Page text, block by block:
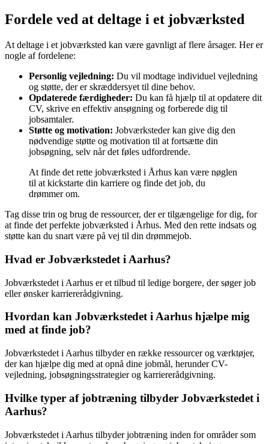
Fordele ved at deltage i et jobværksted
At deltage i et jobværksted kan være gavnligt af flere årsager. Her er
nogle af fordelene:
Personlig vejledning: Du vil modtage individuel vejledning
og støtte, der er skræddersyet til dine behov.
Opdaterede færdigheder: Du kan få hjælp til at opdatere dit
CV, skrive en effektiv ansøgning og forberede dig til
jobsamtaler.
Støtte og motivation: Jobværksteder kan give dig den
nødvendige støtte og motivation til at fortsætte din
jobsøgning, selv når det føles udfordrende.
At finde det rette jobværksted i Århus kan være nøglen
til at kickstarte din karriere og finde det job, du
drømmer om.
Tag disse trin og brug de ressourcer, der er tilgængelige for dig, for
at finde det perfekte jobværksted i Århus. Med den rette indsats og
støtte kan du snart være på vej til din drømmejob.
Hvad er Jobværkstedet i Aarhus?
Jobværkstedet i Aarhus er et tilbud til ledige borgere, der søger job
eller ønsker karriererådgivning.
Hvordan kan Jobværkstedet i Aarhus hjælpe mig
med at finde job?
Jobværkstedet i Aarhus tilbyder en række ressourcer og værktøjer,
der kan hjælpe dig med at opnå dine jobmål, herunder CV-
vejledning, jobsøgningsstrategier og karriererådgivning.
Hvilke typer af jobtræning tilbyder Jobværkstedet i
Aarhus?
Jobværkstedet i Aarhus tilbyder jobtræning inden for områder som